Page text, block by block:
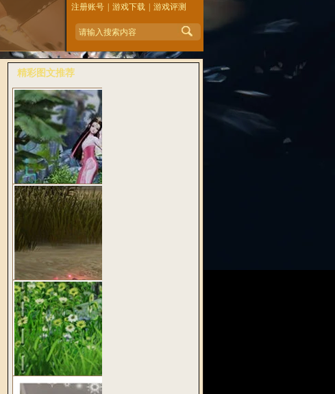
注册账号 游戏下载 游戏评测
精彩图文推荐
更多>>
桃粉诗音兆丰年
《武魂2》全…
爆料：纯古风桃
花扇，招财土…